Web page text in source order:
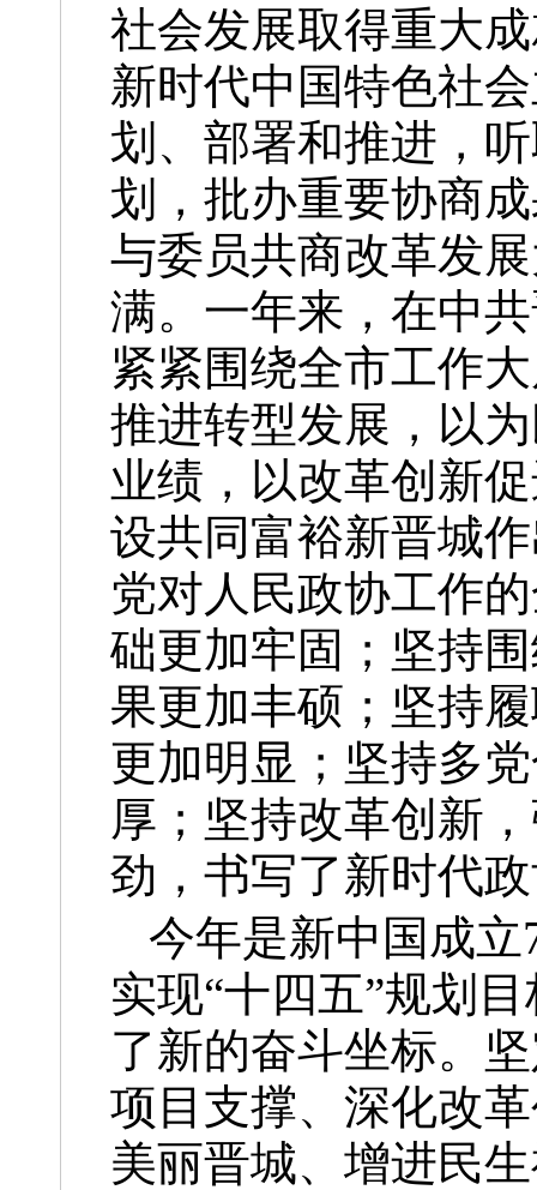
社会发展取得重大
新时代中国特色社
划、部署和推进，
划，批办重要协商
与委员共商改革发
满。一年来，在中
紧紧围绕全市工作
推进转型发展，以
业绩，以改革创新
设共同富裕新晋城
党对人民政协工作
础更加牢固；坚持
果更加丰硕；坚持
更加明显；坚持多
厚；坚持改革创新
劲，书写了新时代
今年是新中国成
实现“十四五”规划
了新的奋斗坐标。
项目支撑、深化改
美丽晋城、增进民